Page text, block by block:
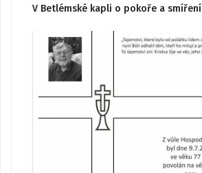
V Betlémské kapli o pokoře a smíření